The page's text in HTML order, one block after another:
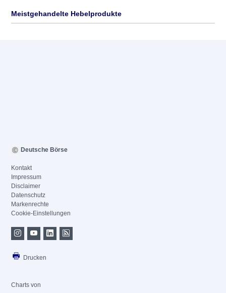
Meistgehandelte Hebelprodukte
Deutsche Börse
Kontakt
Impressum
Disclaimer
Datenschutz
Markenrechte
Cookie-Einstellungen
Drucken
Charts von